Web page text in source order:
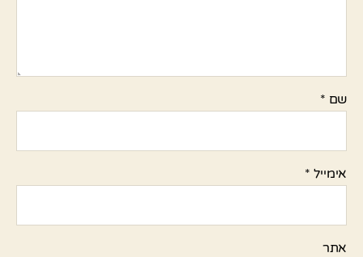
שם *
אימייל *
אתר